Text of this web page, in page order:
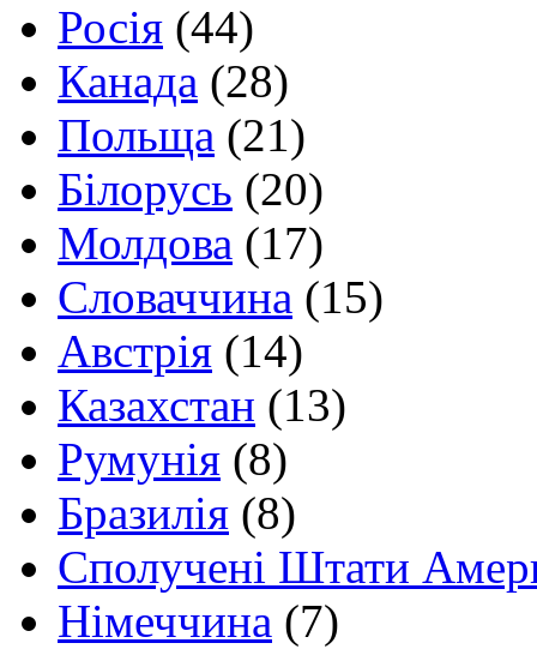
Росія (44)
Канада (28)
Польща (21)
Білорусь (20)
Молдова (17)
Словаччина (15)
Австрія (14)
Казахстан (13)
Румунія (8)
Бразилія (8)
Сполучені Штати
Німеччина (7)